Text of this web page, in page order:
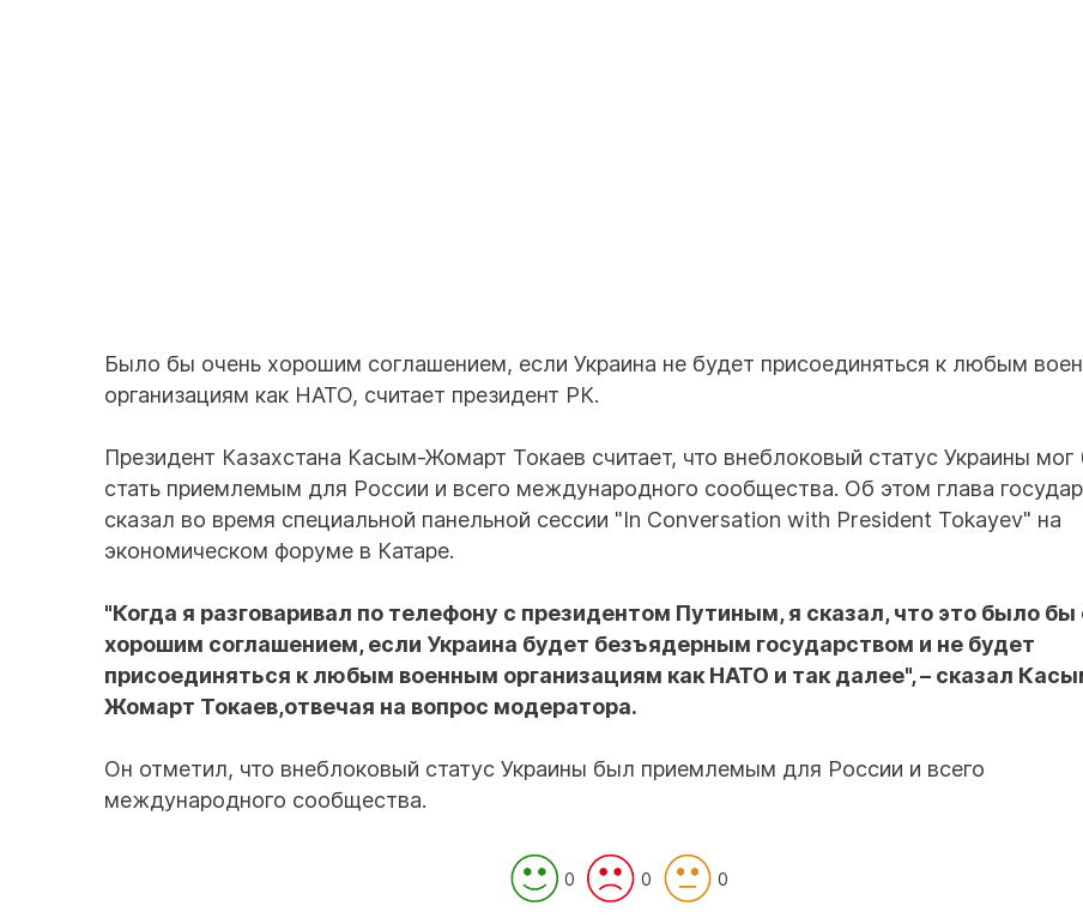
Было бы очень хорошим соглашением, если Украина не будет присоединяться к любым
организациям как НАТО, считает президент РК.
Президент Казахстана Касым-Жомарт Токаев считает, что внеблоковый статус Украины мог
стать приемлемым для России и всего международного сообщества. Об этом глава
сказал во время специальной панельной сессии "In Conversation with President Tokayev" на
экономическом форуме в Катаре.
"Когда я разговаривал по телефону с президентом Путиным, я сказал, что это было бы
хорошим соглашением, если Украина будет безъядерным государством и не будет
присоединяться к любым военным организациям как НАТО и так далее", – сказал
Жомарт Токаев,отвечая на вопрос модератора.
Он отметил, что внеблоковый статус Украины был приемлемым для России и всего
международного сообщества.
0 0 0